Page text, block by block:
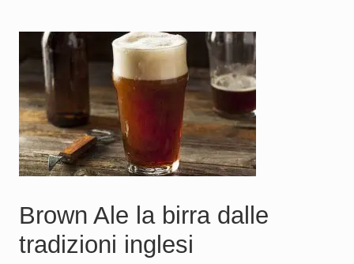
e
a
r
e
,
n
é
u
r
e
Brown Ale la birra dalle
tradizioni inglesi